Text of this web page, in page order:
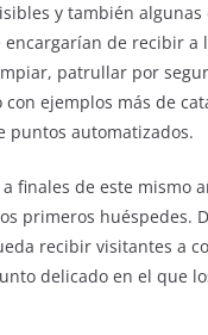
y también
de recibir a
patrullar por
ejemplos más de
puntos automatizados.
finales de este mismo
primeros huéspedes.
recibir visitantes a
delicado en el que